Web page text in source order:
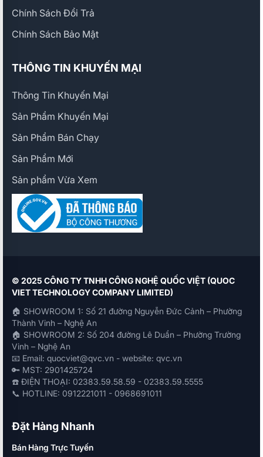
Chính Sách Đổi Trả
Chính Sách Bảo Mật
THÔNG TIN KHUYẾN MẠI
Thông Tin Khuyến Mại
Sản Phẩm Khuyến Mại
Sản Phẩm Bán Chạy
Sản Phẩm Mới
Sản phẩm Vừa Xem
© 2025 CÔNG TY TNHH CÔNG NGHỆ QUỐC VIỆT (QUOC
VIET TECHNOLOGY COMPANY LIMITED)
🏠 SHOWROOM 1: Số 21 đường Nguyễn Đức Cảnh – Phường
Thành Vinh – Nghệ An
🏠 SHOWROOM 2: Số 204 đường Lê Duẩn – Phường Trường
Vinh – Nghệ An
📧 Email: quocviet@qvc.vn - website: qvc.vn
🔑 MST: 2901425724
☎️ ĐIỆN THOẠI: 02383.59.58.59 - 02383.59.5555
📞 HOTLINE: 0912221011 - 0968691011
Đặt Hàng Nhanh
Bán Hàng Trực Tuyến